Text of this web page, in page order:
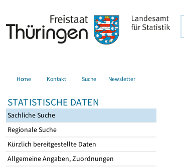
Home Kontakt Suche Newsletter
STATISTISCHE DATEN
Sachliche Suche
Regionale Suche
Kürzlich bereitgestellte Daten
Allgemeine Angaben, Zuordnungen